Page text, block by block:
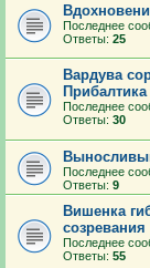
Последнее
Ответы: 25
Вардува
Прибалтика
Последнее
Ответы: 30
Последнее
Ответы: 9
Вишенка
созревания
Последнее
Ответы: 55